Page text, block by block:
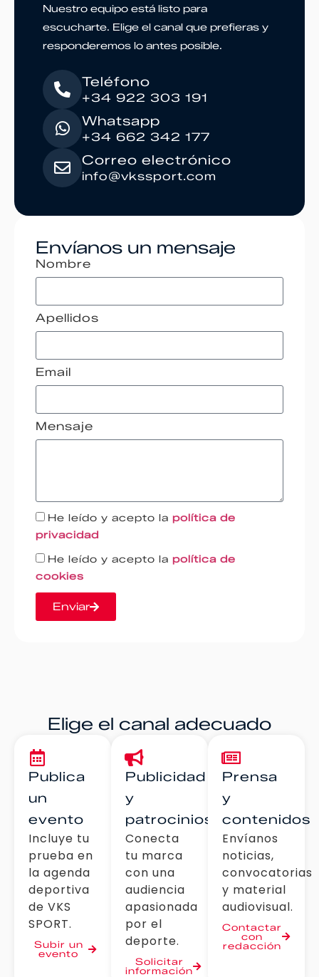
Nuestro equipo está listo para
escucharte. Elige el canal que prefieras y
responderemos lo antes posible.
Teléfono
+34 922 303 191
Whatsapp
+34 662 342 177
Correo electrónico
info@vkssport.com
Envíanos un mensaje
Nombre
Apellidos
Email
Mensaje
He leído y acepto la política de
privacidad
He leído y acepto la política de
cookies
Enviar
Elige el canal adecuado
Publica
un
evento
Incluye tu
prueba en
la agenda
deportiva
de VKS
SPORT.
Subir un
evento
Publicidad
y
patrocinios
Conecta
tu marca
con una
audiencia
apasionada
por el
deporte.
Solicitar
información
Prensa
y
contenidos
Envíanos
noticias,
convocatorias
y material
audiovisual.
Contactar
con
redacción